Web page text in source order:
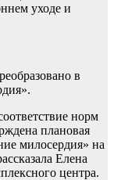
уходе и
в
норм
плановая
милосердия» на
Елена
центра.